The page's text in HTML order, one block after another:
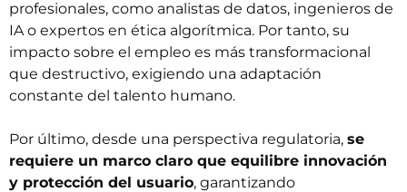
profesionales, como analistas de datos, ingenieros de
IA o expertos en ética algorítmica. Por tanto, su
impacto sobre el empleo es más transformacional
que destructivo, exigiendo una adaptación
constante del talento humano.
Por último, desde una perspectiva regulatoria, se
requiere un marco claro que equilibre innovación
y protección del usuario, garantizando